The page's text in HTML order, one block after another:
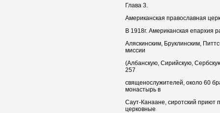
Глава 3.
Американская православная
В 1918г. Американская епархия
Аляскинским, Бруклинским,
миссии
(Албанскую, Сирийскую,
257
священослужителей, около 60
монастырь в
Саут-Канаане, сиротский
церковные